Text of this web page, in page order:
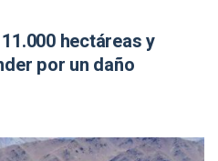
hectáreas y
por un daño